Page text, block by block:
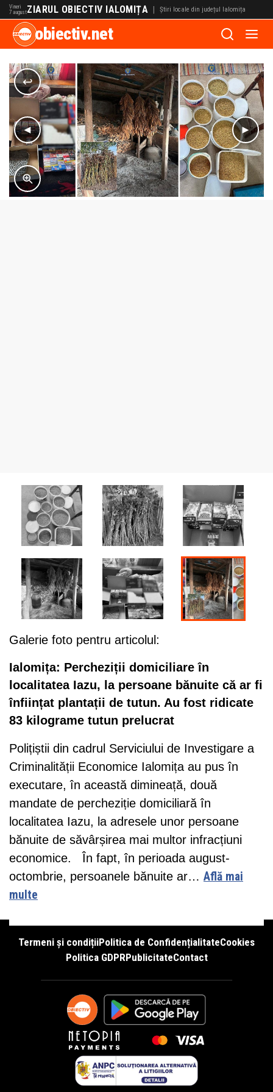
Vineri
7 augustZIARUL OBIECTIV IALOMIȚA | Știri locale din județul Ialomița
obiectiv.net
Galerie foto pentru articolul:
Ialomița: Percheziții domiciliare în
localitatea Iazu, la persoane bănuite că ar fi
înființat plantații de tutun. Au fost ridicate
83 kilograme tutun prelucrat
Polițiștii din cadrul Serviciului de Investigare a
Criminalității Economice Ialomița au pus în
executare, în această dimineață, două
mandate de percheziție domiciliară în
localitatea Iazu, la adresele unor persoane
bănuite de săvârșirea mai multor infracțiuni
economice. În fapt, în perioada august-
octombrie, persoanele bănuite ar… Află mai
multe
Termeni și condițiiPolitica de ConfidențialitateCookies
Politica GDPRPublicitateContact